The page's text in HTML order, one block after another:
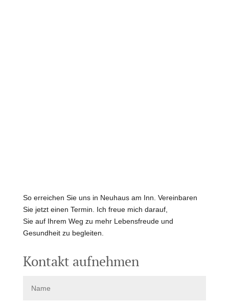
So erreichen Sie uns in Neuhaus am Inn. Vereinbaren
Sie jetzt einen Termin. Ich freue mich darauf,
Sie auf Ihrem Weg zu mehr Lebensfreude und
Gesundheit zu begleiten.
Kontakt aufnehmen